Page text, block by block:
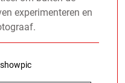
experimenteren en